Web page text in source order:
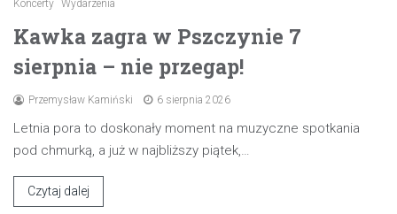
Koncerty Wydarzenia
Kawka zagra w Pszczynie 7
sierpnia – nie przegap!
Przemysław Kamiński 6 sierpnia 2026
Letnia pora to doskonały moment na muzyczne spotkania
pod chmurką, a już w najbliższy piątek,…
Czytaj dalej